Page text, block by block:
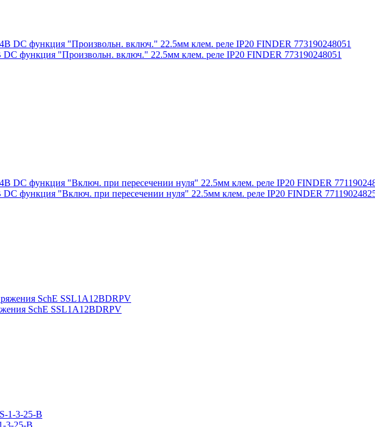
функция "Произвольн. включ." 22.5мм клем. реле IP20 FINDER 773190248051
функция "Включ. при пересечении нуля" 22.5мм клем. реле IP20 FINDER
SchE SSL1A12BDRPV
3-25-B